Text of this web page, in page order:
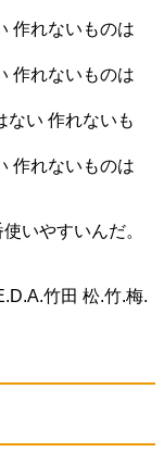
作れないものは
作れないものは
ない 作れないも
作れないものは
いやすいんだ。
竹田 松.竹.梅.